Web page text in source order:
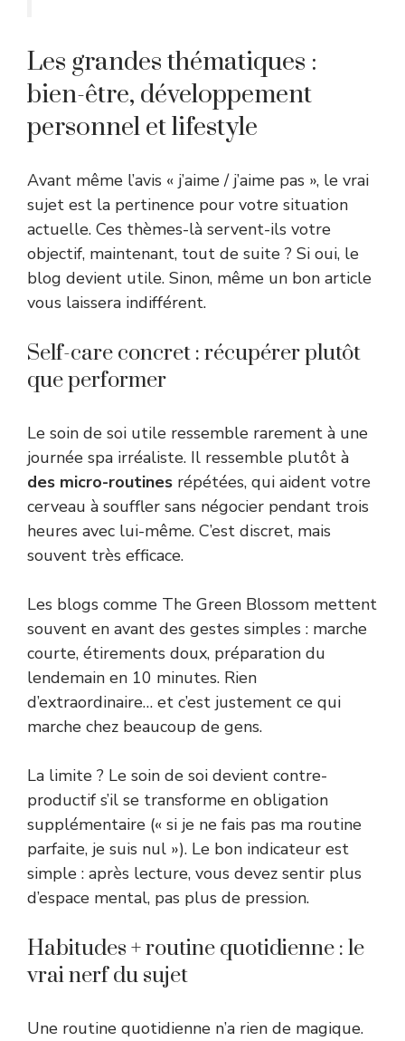
Les grandes thématiques :
bien-être, développement
personnel et lifestyle
Avant même l’avis « j’aime / j’aime pas », le vrai
sujet est la pertinence pour votre situation
actuelle. Ces thèmes-là servent-ils votre
objectif, maintenant, tout de suite ? Si oui, le
blog devient utile. Sinon, même un bon article
vous laissera indifférent.
Self-care concret : récupérer plutôt
que performer
Le soin de soi utile ressemble rarement à une
journée spa irréaliste. Il ressemble plutôt à
des micro-routines répétées, qui aident votre
cerveau à souffler sans négocier pendant trois
heures avec lui-même. C’est discret, mais
souvent très efficace.
Les blogs comme The Green Blossom mettent
souvent en avant des gestes simples : marche
courte, étirements doux, préparation du
lendemain en 10 minutes. Rien
d’extraordinaire… et c’est justement ce qui
marche chez beaucoup de gens.
La limite ? Le soin de soi devient contre-
productif s’il se transforme en obligation
supplémentaire (« si je ne fais pas ma routine
parfaite, je suis nul »). Le bon indicateur est
simple : après lecture, vous devez sentir plus
d’espace mental, pas plus de pression.
Habitudes + routine quotidienne : le
vrai nerf du sujet
Une routine quotidienne n’a rien de magique.